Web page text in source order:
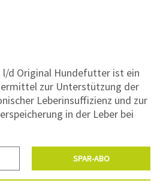
d Original Hundefutter ist ein
zur Unterstützung der
Leberinsuffizienz und zur
in der Leber bei
SPAR-ABO